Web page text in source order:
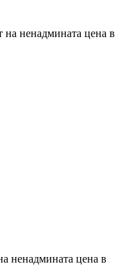
ненадмината цена в
ненадмината цена в